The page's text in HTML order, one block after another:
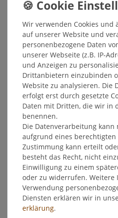
1
In
*inkl. ges.
DPD No. 1
1,45 € *
In
* inkl. ges.
Floc flüssig
13,05 € *
1000
In
inkl. ges.
Wir verwenden Cookies und
auf unserer Website und
personenbezogene Daten
unserer Webseite (z.B. IP-
und Anzeigen zu
Drittanbietern einzubinden
Website zu analysieren. Die
erfolgt erst durch gesetzte
Daten mit Dritten, die wir in
benennen.
Die Datenverarbeitung
aufgrund eines berechtigten
Zustimmung kann erteilt
besteht das Recht, nicht
Einwilligung zu einem
oder zu widerrufen. Weitere
Verwendung
Diensten erklären wir in
erklärung.